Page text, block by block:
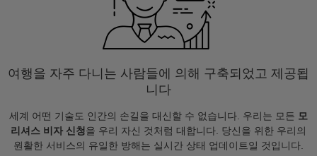
여행을 자주 다니는 사람들에 의해 구축되었고 제공됩
니다
세계 어떤 기술도 인간의 손길을 대신할 수 없습니다. 우리는 모든 모
리셔스 비자 신청을 우리 자신 것처럼 대합니다. 당신을 위한 우리의
원활한 서비스의 유일한 방해는 실시간 상태 업데이트일 것입니다.